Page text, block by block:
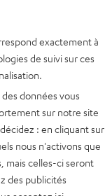
exactement à
de suivi sur ces
données vous
sur notre site
: en cliquant sur
nous n'activons que
mais celles-ci seront
des publicités